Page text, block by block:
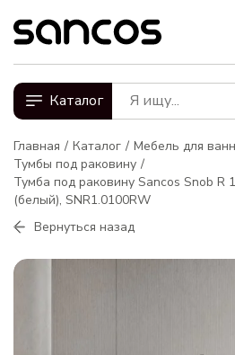
Каталог
Главная Каталог
Мебель для
Тумбы под раковину
Тумба под раковину Sancos Snob R
(белый), SNR1.0100RW
Вернуться назад